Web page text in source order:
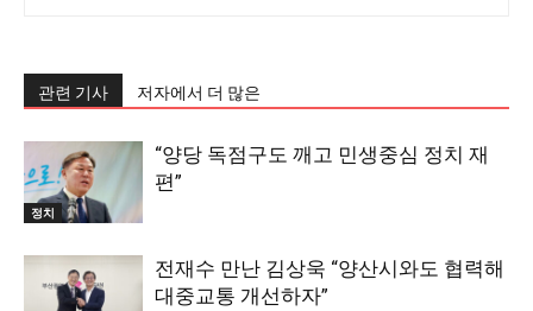
관련 기사 저자에서 더 많은
정치
“양당 독점구도 깨고 민생중심 정치 재
편”
전재수 만난 김상욱 “양산시와도 협력해
대중교통 개선하자”